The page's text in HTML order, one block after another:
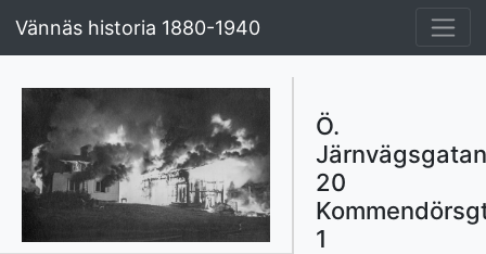
Vännäs historia 1880-1940
Ö.
Järnvägsgatan
20
1